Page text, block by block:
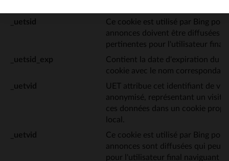
_uetsid
Ce cookie est utilisé par Bing
annonces doivent être diffusées
pertinentes pour l'utilisateur final
_uetsid_exp
Contient la date d'expiration du
cookie avec le nom
_uetvid
UET attribue cet identifiant de
anonymisé, représentant un
ces données dans un cookie
local.
_uetvid
Ce cookie est utilisé par Bing
annonces sont diffusées qui
pour l'utilisateur final naviguant